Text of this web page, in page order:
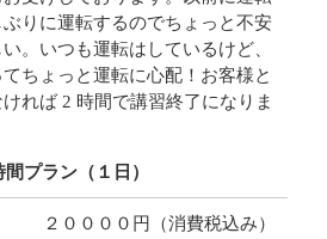
りに運転するのでちょっと不安
。いつも運転はしているけど、
ちょっと運転に心配！お客様と
れば 2 時間で講習終了になりま
間プラン（１日）
２００００円（消費税込み）